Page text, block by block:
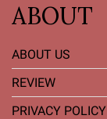
ABOUT
ABOUT US
REVIEW
PRIVACY POLICY